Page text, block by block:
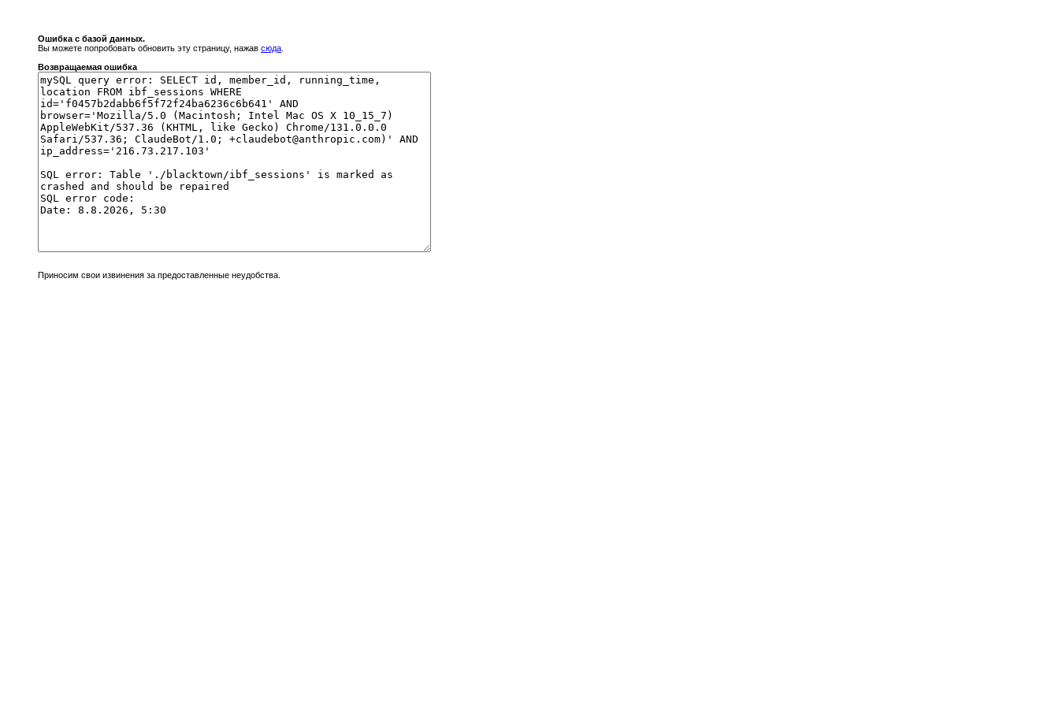
Ошибка с базой данных.
Вы можете попробовать обновить эту страницу, нажав сюда
Возвращаемая ошибка
Приносим свои извинения за предоставленные неудобства.